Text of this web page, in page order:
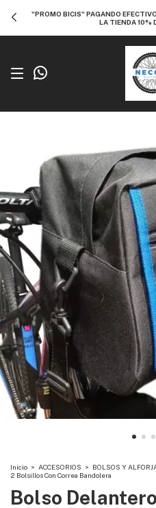
"PROMO BICIS" PAGANDO
LA TIENDA 10%
Inicio > ACCESORIOS > BOLSOS Y
2 Bolsillos Con Correa Bandolera
Bolso